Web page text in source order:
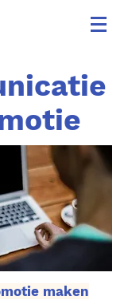
maken